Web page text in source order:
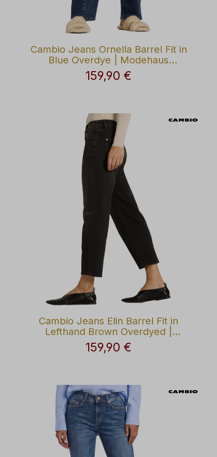
Cambio Jeans Ornella Barrel Fit in
Blue Overdye | Modehaus
Wörmann
Regulärer Preis:
159,90 €
Cambio Jeans Elin Barrel Fit in
Lefthand Brown Overdyed |
Modehaus Wörmann
Regulärer Preis:
159,90 €